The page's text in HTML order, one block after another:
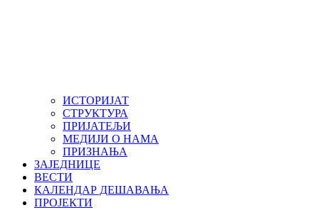
ИСТОРИЈАТ
СТРУКТУРА
ПРИЈАТЕЉИ
МЕДИЈИ О НАМА
ПРИЗНАЊА
ЗАЈЕДНИЦЕ
ВЕСТИ
КАЛЕНДАР ДЕШАВАЊА
ПРОЈЕКТИ